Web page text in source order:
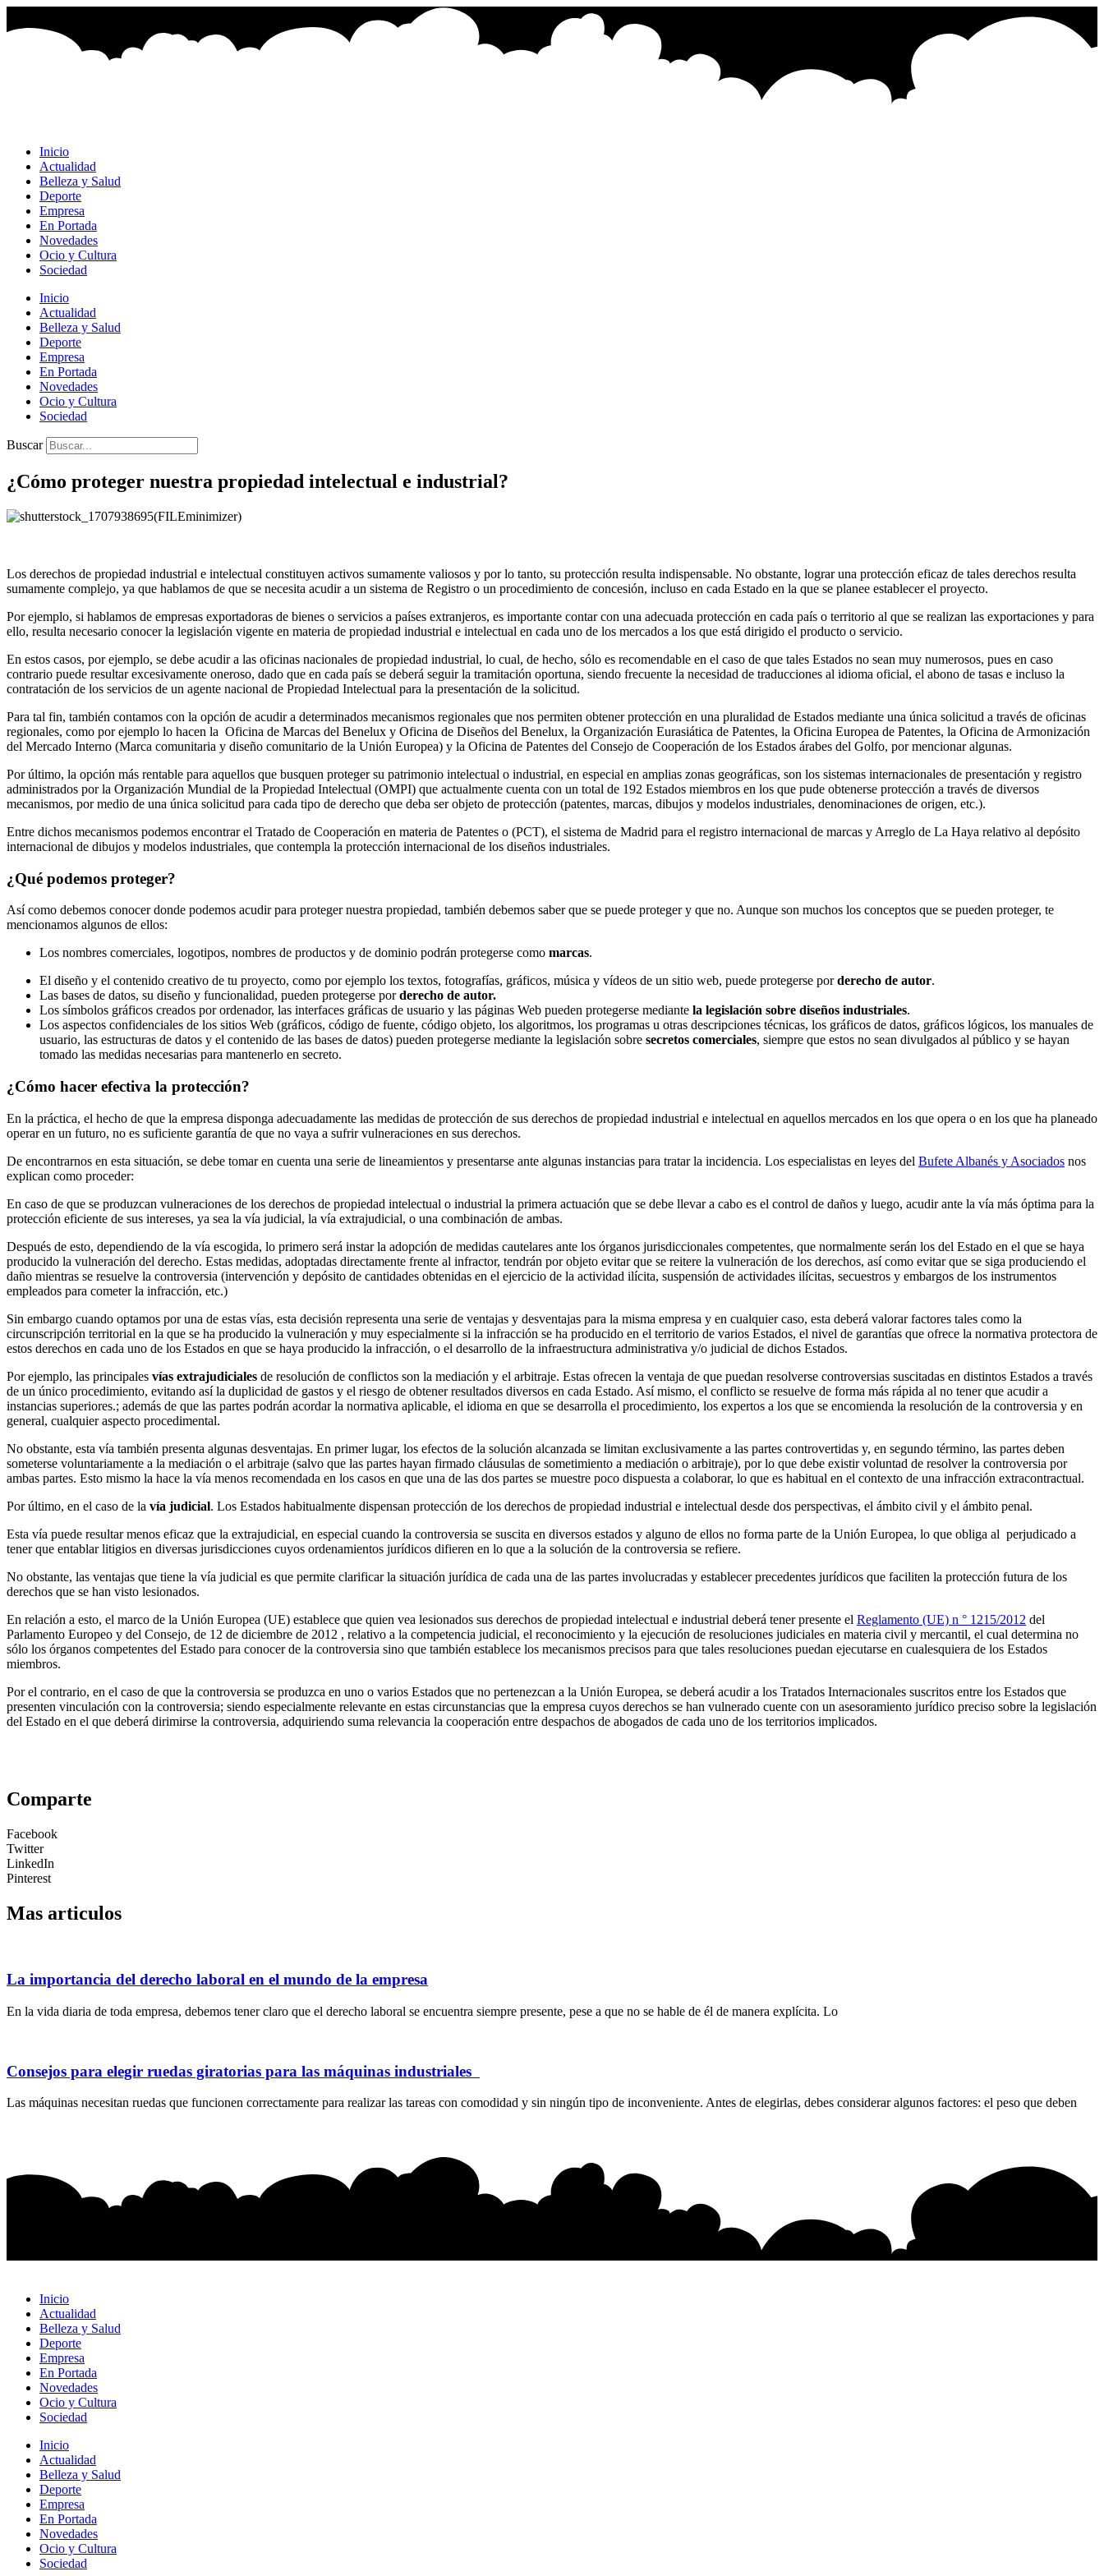
al
Inicio
Actualidad
Belleza y Salud
Deporte
Empresa
En Portada
Novedades
Ocio y Cultura
Sociedad
Inicio
Actualidad
Belleza y Salud
Deporte
Empresa
En Portada
Novedades
Ocio y Cultura
Sociedad
Buscar
¿Cómo proteger nuestra propiedad intelectual e industrial?
Los derechos de propiedad industrial e intelectual constituyen activos sumamente valiosos y por lo tanto, su protección resulta indispensable. No obstante, lograr una protección eficaz de tales derechos resulta
sumamente complejo, ya que hablamos de que se necesita acudir a un sistema de Registro o un procedimiento de concesión, incluso en cada Estado en la que se planee establecer el proyecto.
Por ejemplo, si hablamos de empresas exportadoras de bienes o servicios a países extranjeros, es importante contar con una adecuada protección en cada país o territorio al que se realizan las exportaciones y para
ello, resulta necesario conocer la legislación vigente en materia de propiedad industrial e intelectual en cada uno de los mercados a los que está dirigido el producto o servicio.
En estos casos, por ejemplo, se debe acudir a las oficinas nacionales de propiedad industrial, lo cual, de hecho, sólo es recomendable en el caso de que tales Estados no sean muy numerosos, pues en caso
contrario puede resultar excesivamente oneroso, dado que en cada país se deberá seguir la tramitación oportuna, siendo frecuente la necesidad de traducciones al idioma oficial, el abono de tasas e incluso la
contratación de los servicios de un agente nacional de Propiedad Intelectual para la presentación de la solicitud.
Para tal fin, también contamos con la opción de acudir a determinados mecanismos regionales que nos permiten obtener protección en una pluralidad de Estados mediante una única solicitud a través de oficinas
regionales, como por ejemplo lo hacen la Oficina de Marcas del Benelux y Oficina de Diseños del Benelux, la Organización Eurasiática de Patentes, la Oficina Europea de Patentes, la Oficina de Armonización
del Mercado Interno (Marca comunitaria y diseño comunitario de la Unión Europea) y la Oficina de Patentes del Consejo de Cooperación de los Estados árabes del Golfo, por mencionar algunas.
Por último, la opción más rentable para aquellos que busquen proteger su patrimonio intelectual o industrial, en especial en amplias zonas geográficas, son los sistemas internacionales de presentación y registro
administrados por la Organización Mundial de la Propiedad Intelectual (OMPI) que actualmente cuenta con un total de 192 Estados miembros en los que pude obtenerse protección a través de diversos
mecanismos, por medio de una única solicitud para cada tipo de derecho que deba ser objeto de protección (patentes, marcas, dibujos y modelos industriales, denominaciones de origen, etc.).
Entre dichos mecanismos podemos encontrar el Tratado de Cooperación en materia de Patentes o (PCT), el sistema de Madrid para el registro internacional de marcas y Arreglo de La Haya relativo al depósito
internacional de dibujos y modelos industriales, que contempla la protección internacional de los diseños industriales.
¿Qué podemos proteger?
Así como debemos conocer donde podemos acudir para proteger nuestra propiedad, también debemos saber que se puede proteger y que no. Aunque son muchos los conceptos que se pueden proteger, te
mencionamos algunos de ellos:
Los nombres comerciales, logotipos, nombres de productos y de dominio podrán protegerse como marcas.
El diseño y el contenido creativo de tu proyecto, como por ejemplo los textos, fotografías, gráficos, música y vídeos de un sitio web, puede protegerse porderecho de autor.
Las bases de datos, su diseño y funcionalidad, pueden protegerse porderecho de autor.
Los símbolos gráficos creados por ordenador, las interfaces gráficas de usuario y las páginas Web pueden protegerse mediante la legislación sobre diseños industriales.
Los aspectos confidenciales de los sitios Web (gráficos, código de fuente, código objeto, los algoritmos, los programas u otras descripciones técnicas, los gráficos de datos, gráficos lógicos, los manuales de
usuario, las estructuras de datos y el contenido de las bases de datos) pueden protegerse mediante la legislación sobre secretos comerciales, siempre que estos no sean divulgados al público y se hayan
tomado las medidas necesarias para mantenerlo en secreto.
¿Cómo hacer efectiva la protección?
En la práctica, el hecho de que la empresa disponga adecuadamente las medidas de protección de sus derechos de propiedad industrial e intelectual en aquellos mercados en los que opera o en los que ha planeado
operar en un futuro, no es suficiente garantía de que no vaya a sufrir vulneraciones en sus derechos.
De encontrarnos en esta situación, se debe tomar en cuenta una serie de lineamientos y presentarse ante algunas instancias para tratar la incidencia. Los especialistas en leyes del Bufete Albanés y Asociados nos
explican como proceder:
En caso de que se produzcan vulneraciones de los derechos de propiedad intelectual o industrial la primera actuación que se debe llevar a cabo es el control de daños y luego, acudir ante la vía más óptima para la
protección eficiente de sus intereses, ya sea la vía judicial, la vía extrajudicial, o una combinación de ambas.
Después de esto, dependiendo de la vía escogida, lo primero será instar la adopción de medidas cautelares ante los órganos jurisdiccionales competentes, que normalmente serán los del Estado en el que se haya
producido la vulneración del derecho. Estas medidas, adoptadas directamente frente al infractor, tendrán por objeto evitar que se reitere la vulneración de los derechos, así como evitar que se siga produciendo el
daño mientras se resuelve la controversia (intervención y depósito de cantidades obtenidas en el ejercicio de la actividad ilícita, suspensión de actividades ilícitas, secuestros y embargos de los instrumentos
empleados para cometer la infracción, etc.)
Sin embargo cuando optamos por una de estas vías, esta decisión representa una serie de ventajas y desventajas para la misma empresa y en cualquier caso, esta deberá valorar factores tales como la
circunscripción territorial en la que se ha producido la vulneración y muy especialmente si la infracción se ha producido en el territorio de varios Estados, el nivel de garantías que ofrece la normativa protectora de
estos derechos en cada uno de los Estados en que se haya producido la infracción, o el desarrollo de la infraestructura administrativa y/o judicial de dichos Estados.
Por ejemplo, las principales vías extrajudiciales de resolución de conflictos son la mediación y el arbitraje. Estas ofrecen la ventaja de que puedan resolverse controversias suscitadas en distintos Estados a través
de un único procedimiento, evitando así la duplicidad de gastos y el riesgo de obtener resultados diversos en cada Estado. Así mismo, el conflicto se resuelve de forma más rápida al no tener que acudir a
instancias superiores.; además de que las partes podrán acordar la normativa aplicable, el idioma en que se desarrolla el procedimiento, los expertos a los que se encomienda la resolución de la controversia y en
general, cualquier aspecto procedimental.
No obstante, esta vía también presenta algunas desventajas. En primer lugar, los efectos de la solución alcanzada se limitan exclusivamente a las partes controvertidas y, en segundo término, las partes deben
someterse voluntariamente a la mediación o el arbitraje (salvo que las partes hayan firmado cláusulas de sometimiento a mediación o arbitraje), por lo que debe existir voluntad de resolver la controversia por
ambas partes. Esto mismo la hace la vía menos recomendada en los casos en que una de las dos partes se muestre poco dispuesta a colaborar, lo que es habitual en el contexto de una infracción extracontractual.
Por último, en el caso de la vía judicial. Los Estados habitualmente dispensan protección de los derechos de propiedad industrial e intelectual desde dos perspectivas, el ámbito civil y el ámbito penal.
Esta vía puede resultar menos eficaz que la extrajudicial, en especial cuando la controversia se suscita en diversos estados y alguno de ellos no forma parte de la Unión Europea, lo que obliga al perjudicado a
tener que entablar litigios en diversas jurisdicciones cuyos ordenamientos jurídicos difieren en lo que a la solución de la controversia se refiere.
No obstante, las ventajas que tiene la vía judicial es que permite clarificar la situación jurídica de cada una de las partes involucradas y establecer precedentes jurídicos que faciliten la protección futura de los
derechos que se han visto lesionados.
En relación a esto, el marco de la Unión Europea (UE) establece que quien vea lesionados sus derechos de propiedad intelectual e industrial deberá tener presente el Reglamento (UE) n ° 1215/2012 del
Parlamento Europeo y del Consejo, de 12 de diciembre de 2012 , relativo a la competencia judicial, el reconocimiento y la ejecución de resoluciones judiciales en materia civil y mercantil, el cual determina no
sólo los órganos competentes del Estado para conocer de la controversia sino que también establece los mecanismos precisos para que tales resoluciones puedan ejecutarse en cualesquiera de los Estados
miembros.
Por el contrario, en el caso de que la controversia se produzca en uno o varios Estados que no pertenezcan a la Unión Europea, se deberá acudir a los Tratados Internacionales suscritos entre los Estados que
presenten vinculación con la controversia; siendo especialmente relevante en estas circunstancias que la empresa cuyos derechos se han vulnerado cuente con un asesoramiento jurídico preciso sobre la legislación
del Estado en el que deberá dirimirse la controversia, adquiriendo suma relevancia la cooperación entre despachos de abogados de cada uno de los territorios implicados.
Comparte
Facebook
Twitter
LinkedIn
Pinterest
Mas articulos
La importancia del derecho laboral en el mundo de la empresa
En la vida diaria de toda empresa, debemos tener claro que el derecho laboral se encuentra siempre presente, pese a que no se hable de él de manera explícita. Lo
Consejos para elegir ruedas giratorias para las máquinas industriales
Las máquinas necesitan ruedas que funcionen correctamente para realizar las tareas con comodidad y sin ningún tipo de inconveniente. Antes de elegirlas, debes considerar algunos factores: el peso que deben
Inicio
Actualidad
Belleza y Salud
Deporte
Empresa
En Portada
Novedades
Ocio y Cultura
Sociedad
Inicio
Actualidad
Belleza y Salud
Deporte
Empresa
En Portada
Novedades
Ocio y Cultura
Sociedad